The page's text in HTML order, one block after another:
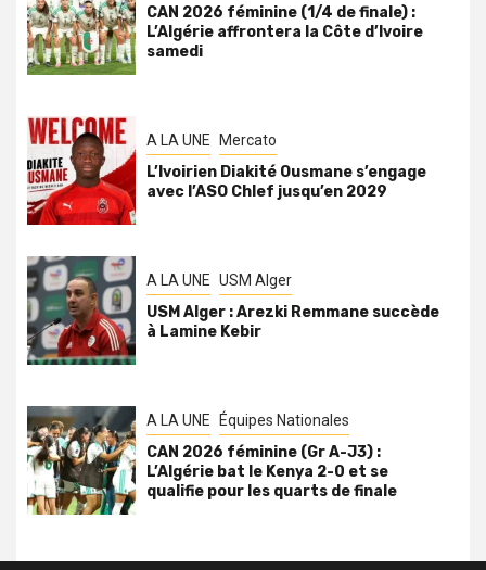
CAN 2026 féminine (1/4 de finale) :
L’Algérie affrontera la Côte d’Ivoire
samedi
A LA UNE Mercato
L’Ivoirien Diakité Ousmane s’engage
avec l’ASO Chlef jusqu’en 2029
A LA UNE USM Alger
USM Alger : Arezki Remmane succède
à Lamine Kebir
A LA UNE Équipes Nationales
CAN 2026 féminine (Gr A-J3) :
L’Algérie bat le Kenya 2-0 et se
qualifie pour les quarts de finale